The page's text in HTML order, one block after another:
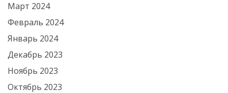
Март 2024
Февраль 2024
Январь 2024
Декабрь 2023
Ноябрь 2023
Октябрь 2023